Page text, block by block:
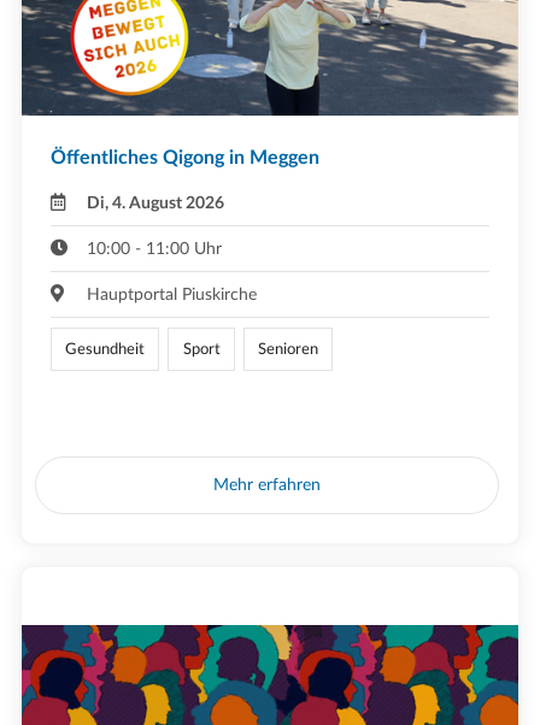
Öffentliches Qigong in Meggen
Di, 4. August 2026
10:00 - 11:00 Uhr
Hauptportal Piuskirche
Gesundheit Sport Senioren
Mehr erfahren